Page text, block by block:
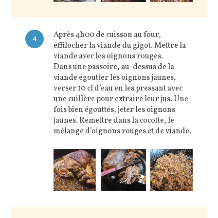
4
Après 4h00 de cuisson au four,
effilocher la viande du gigot. Mettre la
viande avec les oignons rouges.
Dans une passoire, au-dessus de la
viande égoutter les oignons jaunes,
verser 10 cl d’eau en les pressant avec
une cuillère pour extraire leur jus. Une
fois bien égouttés, jeter les oignons
jaunes. Remettre dans la cocotte, le
mélange d’oignons rouges et de viande.